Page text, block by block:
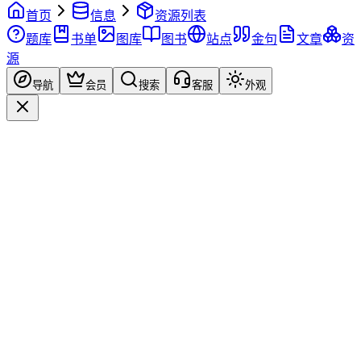
首页
信息
资源列表
题库
书单 图库 图书 站点 金句 文章
资
源
导航 会员 搜索 客服 外观